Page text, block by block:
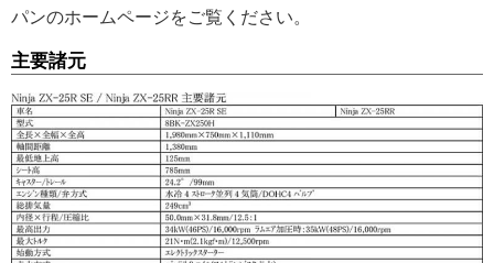
パンのホームページをご覧ください。
主要諸元